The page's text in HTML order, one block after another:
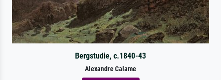
Bergstudie, c.1840-43
Alexandre Calame